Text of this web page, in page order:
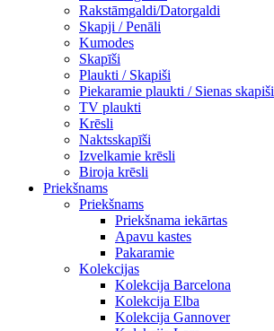
Rakstāmgaldi/Datorgaldi
Skapji / Penāli
Kumodes
Skapīši
Plaukti / Skapiši
Piekaramie plaukti / Sienas skapiši
TV plaukti
Krēsli
Naktsskapīši
Izvelkamie krēsli
Biroja krēsli
Priekšnams
Priekšnams
Priekšnama iekārtas
Apavu kastes
Pakaramie
Kolekcijas
Kolekcija Barcelona
Kolekcija Elba
Kolekcija Gannover